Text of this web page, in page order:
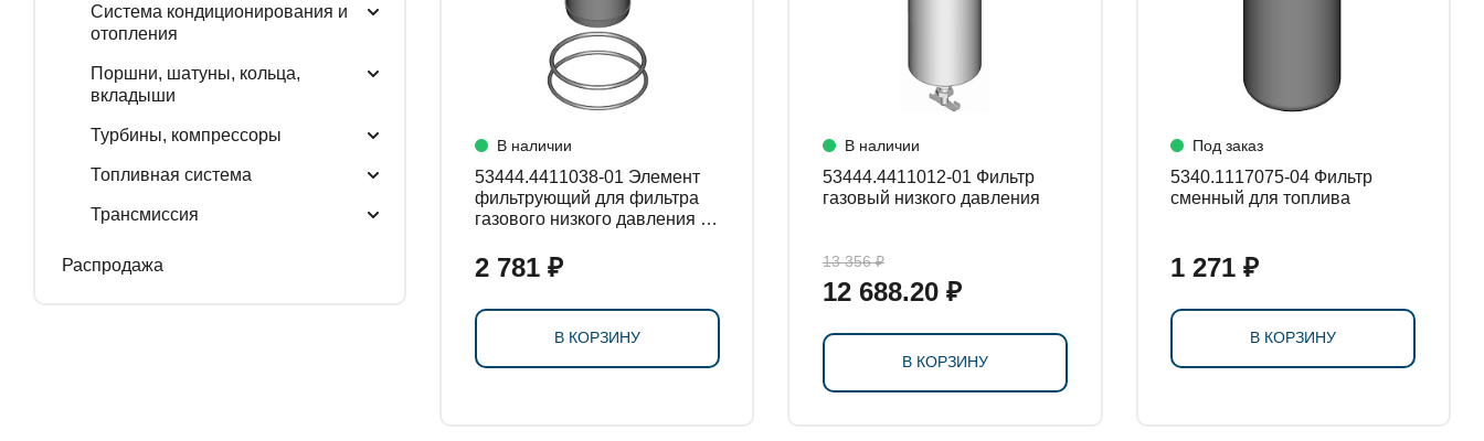
Система кондиционирования и
отопления
Поршни, шатуны, кольца,
вкладыши
Турбины, компрессоры
Топливная система
Трансмиссия
Распродажа
В наличии
53444.4411038-01 Элемент
фильтрующий для фильтра
газового низкого давления с
2 781 ₽
В КОРЗИНУ
В наличии
53444.4411012-01 Фильтр
газовый низкого давления
13 356 ₽
12 688.20 ₽
В КОРЗИНУ
Под заказ
5340.1117075-04 Фильтр
сменный для топлива
1 271 ₽
В КОРЗИНУ